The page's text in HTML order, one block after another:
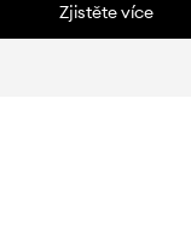
Zjistěte více